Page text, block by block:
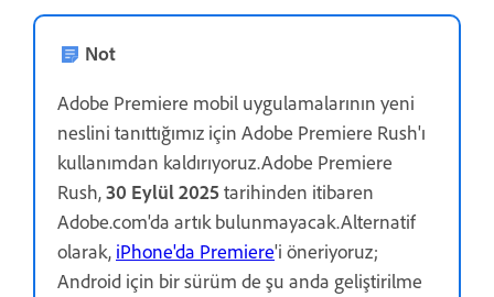
Not
Adobe Premiere mobil uygulamalarının yeni
neslini tanıttığımız için Adobe Premiere Rush'ı
kullanımdan kaldırıyoruz.Adobe Premiere
Rush,30 Eylül 2025tarihinden itibaren
Adobe.com'da artık bulunmayacak.Alternatif
olarak, iPhone'da Premiere'i öneriyoruz;
Android için bir sürüm de şu anda geliştirilme